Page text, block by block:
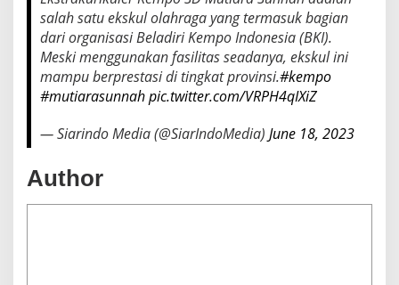
salah satu ekskul olahraga yang termasuk bagian
dari organisasi Beladiri Kempo Indonesia (BKI).
Meski menggunakan fasilitas seadanya, ekskul ini
mampu berprestasi di tingkat provinsi.#kempo
#mutiarasunnahpic.twitter.com/VRPH4qIXiZ
— Siarindo Media (@SiarIndoMedia) June 18, 2023
Author